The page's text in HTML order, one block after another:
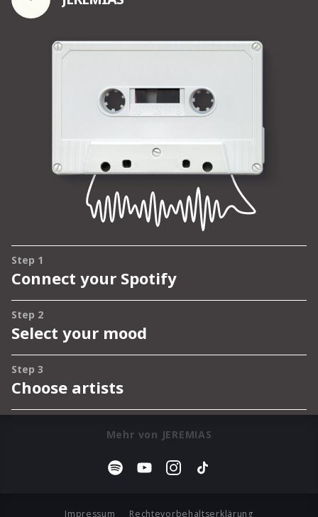
Mehr von JEREMIAS
Impressum Rechtevorbehaltserklärung